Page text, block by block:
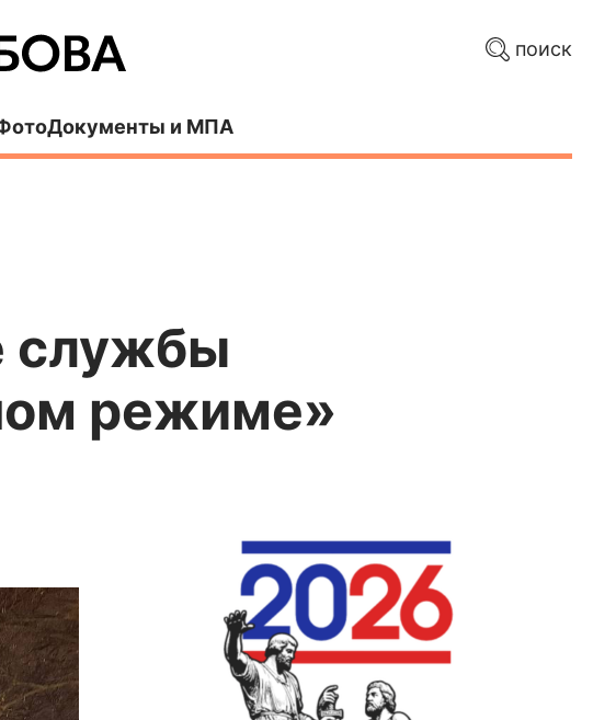
поиск
Документы и МПА
службы
режиме»